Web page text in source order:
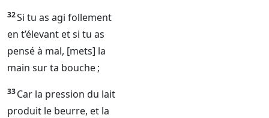
32Si tu as agi follement
en t’élevant et si tu as
pensé à mal, [mets] la
main sur ta bouche ;
33Car la pression du lait
produit le beurre, et la